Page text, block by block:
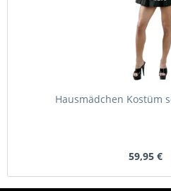
Hausmädchen Kostüm
59,95 €